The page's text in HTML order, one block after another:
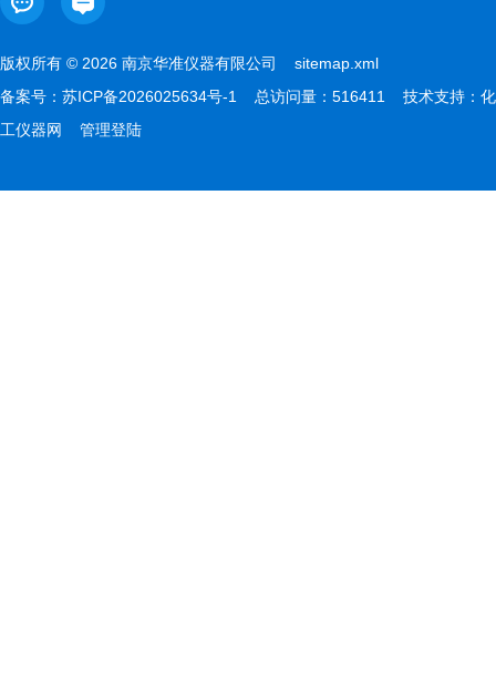
版权所有 © 2026 南京华准仪器有限公司 sitemap.xml
备案号： 苏ICP备2026025634号-1 总访问量：516411 技术支持： 化
工仪器网
管理登陆